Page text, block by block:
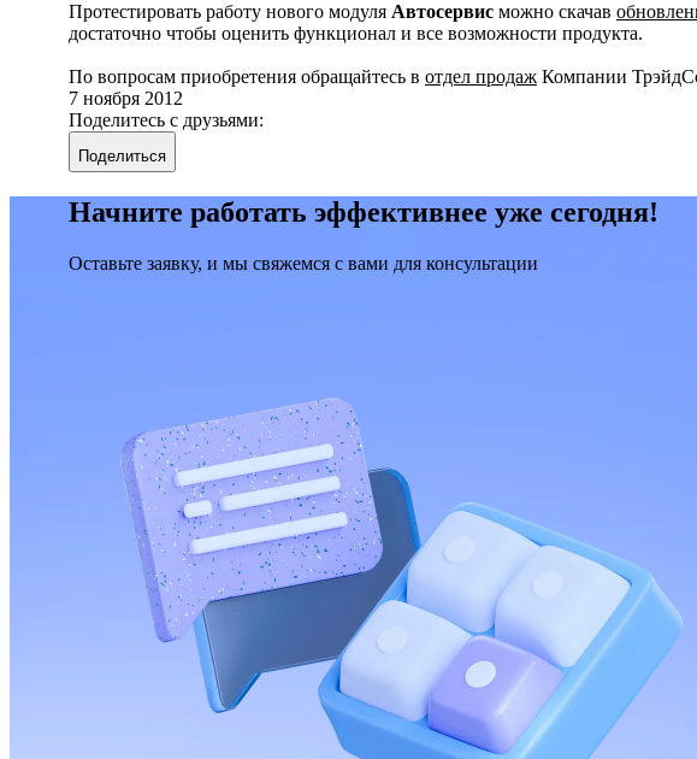
Протестировать работу нового модуля Автосервис можно скачав
достаточно чтобы оценить функционал и все возможности продукта.
По вопросам приобретения обращайтесь в отдел продаж Компании
7 ноября 2012
Поделитесь с друзьями:
Поделиться
Начните работать эффективнее уже сегодня!
Оставьте заявку, и мы свяжемся с вами для консультации